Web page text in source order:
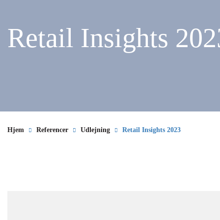
Retail Insights
Hjem Referencer Udlejning Retail Insights 2023